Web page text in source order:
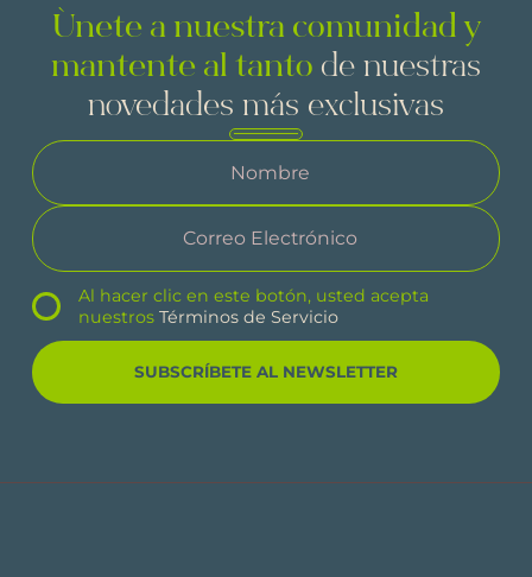
Únete a nuestra comunidad y
mantente al tanto de nuestras
novedades más exclusivas
Al hacer clic en este botón, usted acepta
nuestrosTérminos de Servicio